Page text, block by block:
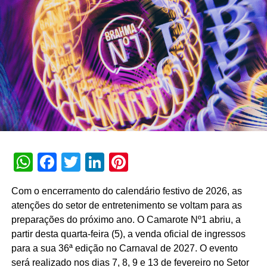
milhões de interações, alcançando uma taxa de retenção
interna de 90% e índice de resolutividade de 87% nos
atendimentos.
Além da b.ia, o Meu Bradesco engloba ferramentas como
o E-agro — plataforma digital direcionada a produtores
rurais — e sistemas de recomendação de investimentos
suportados porGenAI(Inteligência Artificial Generativa),
que fornecem assessoria financeira automatizada e
A estratégia de divulgação da campanha engloba
peças deOut of Home(OOH) e ações com
influenciadores digitais, reforçando o posicionamento do
banco na transformação digital do setor financeiro.
WhatsApp
Facebook
TwitterLinkedIn
Pinterest
Com o encerramento do calendário festivo de 2026, as
atenções do setor de entretenimento se voltam para as
preparações do próximo ano. O Camarote Nº1 abriu, a
partir desta quarta-feira (5), a venda oficial de ingressos
para a sua 36ª edição no Carnaval de 2027. O evento
será realizado nos dias 7, 8, 9 e 13 de fevereiro no Setor